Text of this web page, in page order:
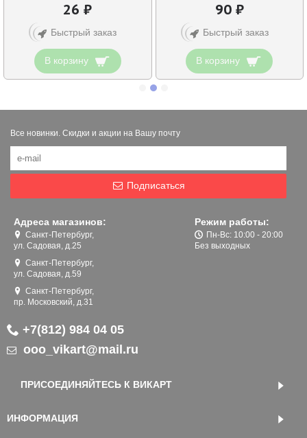
26 ₽
Быстрый заказ
В корзину
90 ₽
Быстрый заказ
В корзину
Все новинки. Скидки и акции на Вашу почту
Подписаться
Адреса магазинов:
Санкт-Петербург,
ул. Садовая, д.25
Санкт-Петербург,
ул. Садовая, д.59
Санкт-Петербург,
пр. Московский, д.31
Режим работы:
Пн-Вс: 10:00 - 20:00
Без выходных
+7(812) 984 04 05
ooo_vikart@mail.ru
ПРИСОЕДИНЯЙТЕСЬ К ВИКАРТ
ИНФОРМАЦИЯ